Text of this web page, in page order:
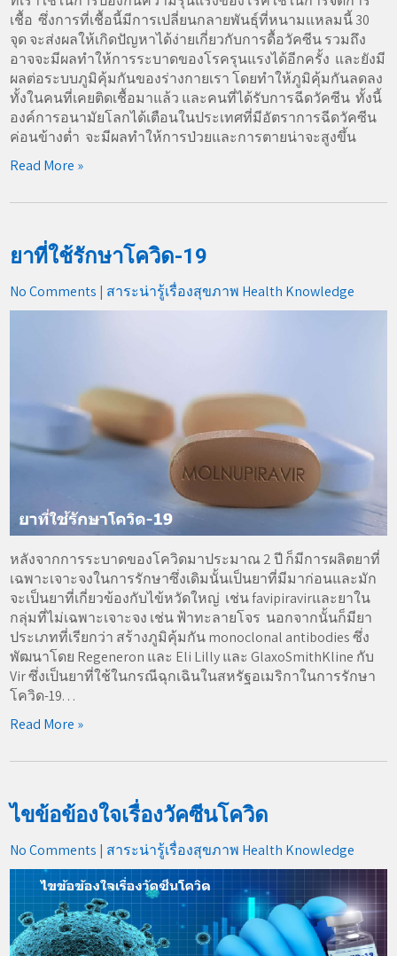
เชื้อ ซึ่งการที่เชื้อนี้มีการเปลี่ยนกลายพันธุ์ที่หนามแหลมนี้ 30
จุด จะส่งผลให้เกิดปัญหาได้ง่ายเกี่ยวกับการดื้อวัคซีน รวมถึง
อาจจะมีผลทำให้การระบาดของโรครุนแรงได้อีกครั้ง และยังมี
ผลต่อระบบภูมิคุ้มกันของร่างกายเรา โดยทำให้ภูมิคุ้มกันลดลง
ทั้งในคนที่เคยติดเชื้อมาแล้ว และคนที่ได้รับการฉีดวัคซีน ทั้งนี้
องค์การอนามัยโลกได้เตือนในประเทศที่มีอัตราการฉีดวัคซีน
ค่อนข้างต่ำ จะมีผลทำให้การป่วยและการตายน่าจะสูงขึ้น
Read More »
ยาที่ใช้รักษาโควิด-19
No Comments | สาระน่ารู้เรื่องสุขภาพ Health Knowledge
หลังจากการระบาดของโควิดมาประมาณ 2 ปี ก็มีการผลิตยาที่
เฉพาะเจาะจงในการรักษาซึ่งเดิมนั้นเป็นยาที่มีมาก่อนและมัก
จะเป็นยาที่เกี่ยวข้องกับไข้หวัดใหญ่ เช่น favipiravirและยาใน
กลุ่มที่ไม่เฉพาะเจาะจง เช่น ฟ้าทะลายโจร นอกจากนั้นก็มียา
ประเภทที่เรียกว่า สร้างภูมิคุ้มกัน monoclonal antibodies ซึ่ง
พัฒนาโดย Regeneron และ Eli Lilly และ GlaxoSmithKline กับ
Vir ซึ่งเป็นยาที่ใช้ในกรณีฉุกเฉินในสหรัฐอเมริกาในการรักษา
โควิด-19. . .
Read More »
ไขข้อข้องใจเรื่องวัคซีนโควิด
No Comments | สาระน่ารู้เรื่องสุขภาพ Health Knowledge